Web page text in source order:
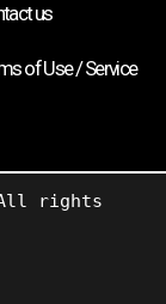
us
of Use / Service
rights